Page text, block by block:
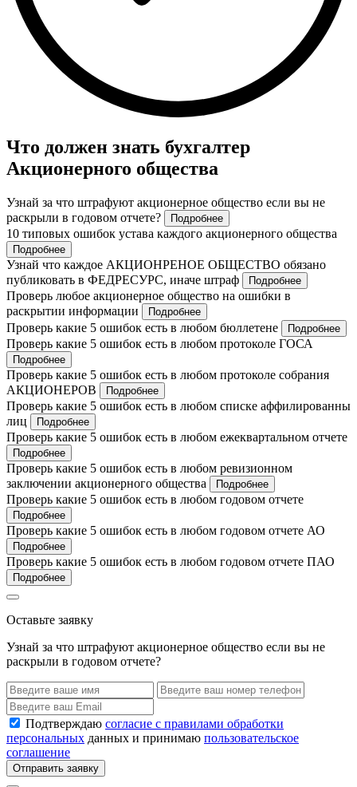
Что должен знать бухгалтер
Акционерного общества
Узнай за что штрафуют акционерное общество если вы не
раскрыли в годовом отчете?
Подробнее
10 типовых ошибок устава каждого акционерного общества
Подробнее
Узнай что каждое АКЦИОНРЕНОЕ ОБЩЕСТВО обязано
публиковать в ФЕДРЕСУРС, иначе штраф
Подробнее
Проверь любое акционерное общество на ошибки в
раскрытии информации
Подробнее
Проверь какие 5 ошибок есть в любом бюллетене Подробнее
Проверь какие 5 ошибок есть в любом протоколе ГОСА
Подробнее
Проверь какие 5 ошибок есть в любом протоколе собрания
АКЦИОНЕРОВ
Подробнее
Проверь какие 5 ошибок есть в любом списке аффилированны
лиц
Подробнее
Проверь какие 5 ошибок есть в любом ежеквартальном отчете
Подробнее
Проверь какие 5 ошибок есть в любом ревизионном
заключении акционерного общества
Подробнее
Проверь какие 5 ошибок есть в любом годовом отчете
Подробнее
Проверь какие 5 ошибок есть в любом годовом отчете АО
Подробнее
Проверь какие 5 ошибок есть в любом годовом отчете ПАО
Подробнее
Оставьте заявку
Узнай за что штрафуют акционерное общество если вы не
раскрыли в годовом отчете?
Подтверждаю согласие с правилами обработки
персональных данных и принимаю пользовательское
соглашение
Отправить заявку